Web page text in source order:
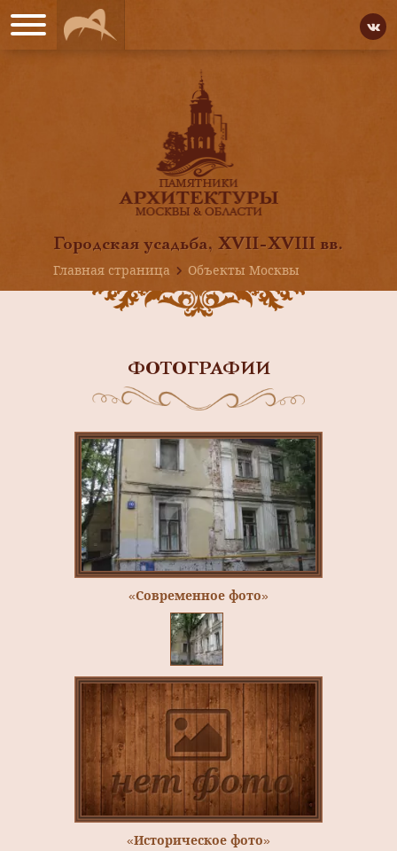
Городская усадьба, XVII-XVIII вв.
Главная страница
Объекты Москвы
ФОТОГРАФИИ
«Современное фото»
«Историческое фото»